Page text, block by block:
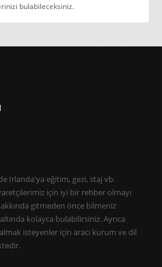
bulabileceksiniz.
İrlanda'ya eğitim, gezi, staj vb.
için iyi bir rehber olmayı
gitmeden önce bilmeniz
kolayca bulabilirsiniz. Ayrıca
isteyenler için aracı kurum ve dil